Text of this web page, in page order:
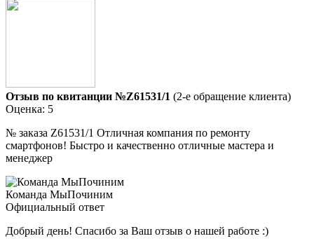
Отзыв по квитанции №Z61531/1 (2-е обращение клиента)
Оценка: 5
№ заказа Z61531/1 Отличная компания по ремонту
смартфонов! Быстро и качественно отличные мастера и
менеджер
Команда МыПочиним
Официальный ответ
Добрый день! Спасибо за Ваш отзыв о нашей работе :)